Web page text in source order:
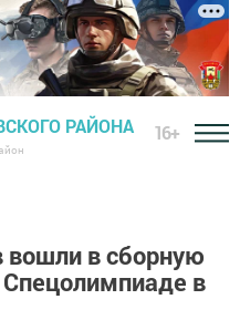
РАЙОНА 16+
вошли в сборную
Спецолимпиаде в